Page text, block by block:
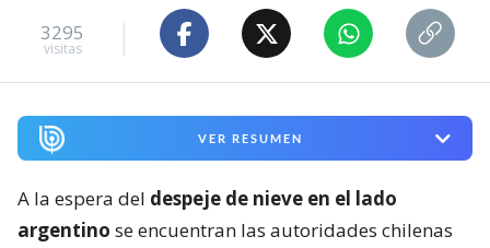
3295
visitas
VER RESUMEN
A la espera del despeje de nieve en el lado
argentino se encuentran las autoridades chilenas